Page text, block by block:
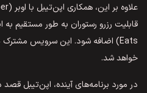
خواهد شد.
در مورد برنامه‌های آینده، اپن‌تیبل قصد